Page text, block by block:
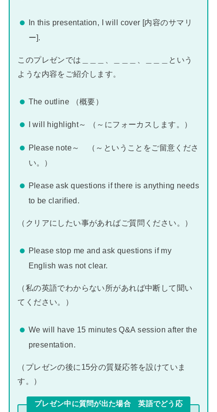
In this presentation, I will cover [内容のサマリ
ー].
このプレゼンでは＿＿＿、＿＿＿、＿＿＿という
ような内容をご紹介します。
The outline （概要）
I will highlight～ （～にフォーカスします。）
Please note～ （～ということをご留意くださ
い。）
Please ask questions if there is anything needs
to be clarified.
（クリアにしたい事があればご質問ください。）
Please stop me and ask questions if my
English was not clear.
（私の英語でわからない所があれば中断して聞い
てください。）
We will have 15 minutes Q&A session after the
presentation.
（プレゼンの後に15分の質疑応答を設けていま
す。）
プレゼン中に質問が出た場合 英語でどう応